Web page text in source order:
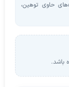
حاوی توهین،
باشد.